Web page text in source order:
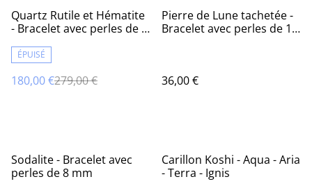
%
Quartz Rutile et Hématite
- Bracelet avec perles de 9
ÉPUISÉ
180,00 €279,00 €
Pierre de Lune tachetée -
Bracelet avec perles de 11
36,00 €
Sodalite - Bracelet avec
perles de 8 mm
Carillon Koshi - Aqua - Aria
- Terra - Ignis